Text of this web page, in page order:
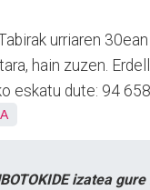
urriaren
hain zuzen.
eskatu dute: 94
izatea